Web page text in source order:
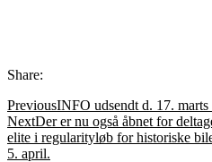
Share:
PreviousINFO udsendt d. 17. marts
NextDer er nu også åbnet for
elite i regularityløb for historiske
5. april.